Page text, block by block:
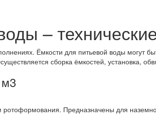
–
Ёмкости для питьевой воды могут
сборка ёмкостей, установка,
Предназначены для